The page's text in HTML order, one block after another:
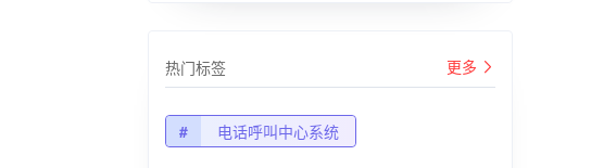
热门标签 更多
# 电话呼叫中心系统